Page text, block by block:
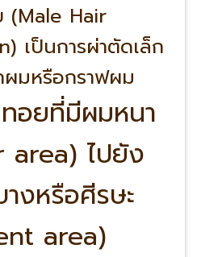
(Male Hair
เป็นการผ่าตัดเล็ก
ผมหรือกราฟผม
อยที่มีผมหนา
ไปยัง
งหรือศีรษะ
area)